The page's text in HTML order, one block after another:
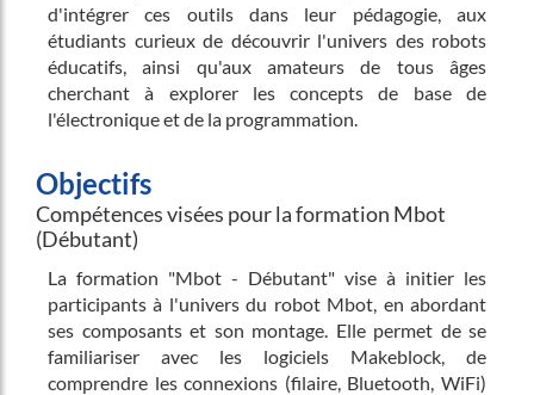
d'intégrer ces outils dans leur pédagogie, aux
étudiants curieux de découvrir l'univers des robots
éducatifs, ainsi qu'aux amateurs de tous âges
cherchant à explorer les concepts de base de
l'électronique et de la programmation.
Objectifs
Compétences visées pour la formation Mbot
(Débutant)
La formation "Mbot - Débutant" vise à initier les
participants à l'univers du robot Mbot, en abordant
ses composants et son montage. Elle permet de se
familiariser avec les logiciels Makeblock, de
comprendre les connexions (filaire, Bluetooth, WiFi)